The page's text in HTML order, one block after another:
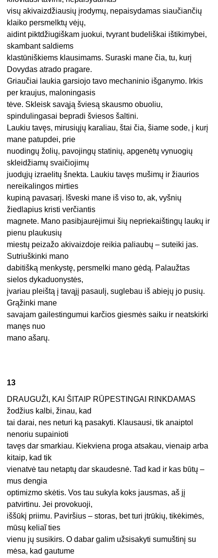
visų akivaizdžiausių įrodymų, nepaisydamas siaučiančių
klaiko persmelktų vėjų,
aidint piktdžiugiškam juokui, tvyrant budeliškai ištikimybei,
skambant saldiems
klastūniškiems klausimams. Suraski mane čia, tu, kurį
Dovydas atrado pragare.
Griaučiai laukia garsiojo tavo mechaninio išganymo. Irkis
per kraujus, maloningasis
tėve. Skleisk savąją šviesą skausmo obuoliu,
spindulingasai bepradi šviesos šaltini.
Laukiu tavęs, mirusiųjų karaliau, štai čia, šiame sode, į kurį
mane patupdei, prie
nuodingų žolių, pavojingų statinių, apgenėtų vynuogių
skleidžiamų svaičiojimų
juodųjų izraelitų šnekta. Laukiu tavęs mušimų ir žiaurios
nereikalingos mirties
kupiną pavasarį. Išveski mane iš viso to, ak, vyšnių
žiedlapius kristi verčiantis
magnete. Mano pasibjaurėjimui šių nepriekaištingų laukų ir
pienu plaukusių
miestų peizažo akivaizdoje reikia paliaubų – suteiki jas.
Sutriuškinki mano
dabitišką menkystę, persmelki mano gėdą. Palaužtas
sielos dykaduonystės,
įvariau pleištą į tavąjį pasaulį, suglebau iš abiejų jo pusių.
Grąžinki mane
savajam gailestingumui karčios giesmės saiku ir neatskirki
manęs nuo
mano ašarų.
13
DRAUGUŽI, KAI ŠITAIP RŪPESTINGAI RINKDAMAS
žodžius kalbi, žinau, kad
tai darai, nes neturi ką pasakyti. Klausausi, tik anaiptol
nenoriu supainioti
tavęs dar smarkiau. Kiekviena proga atsakau, vienaip arba
kitaip, kad tik
vienatvė tau netaptų dar skaudesnė. Tad kad ir kas būtų –
mus dengia
optimizmo skėtis. Vos tau sukyla koks jausmas, aš jį
patvirtinu. Jei provokuoji,
iššūkį priimu. Paviršius – storas, bet turi įtrūkių, tikėkimės,
mūsų keliaĩ ties
vienu jų susikirs. O dabar galim užsisakyti sumuštinį su
mėsa, kad gautume